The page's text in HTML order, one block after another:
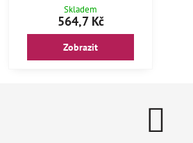
Skladem
564,7 Kč
Zobrazit